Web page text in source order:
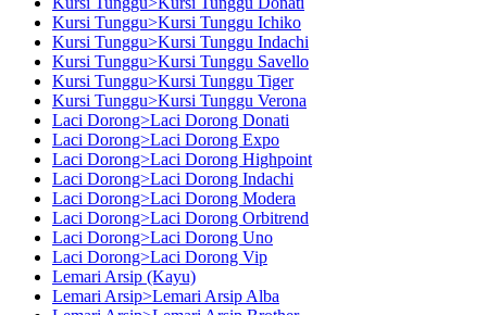
Kursi Tunggu>Kursi Tunggu Ichiko
Kursi Tunggu>Kursi Tunggu Indachi
Kursi Tunggu>Kursi Tunggu Savello
Kursi Tunggu>Kursi Tunggu Tiger
Kursi Tunggu>Kursi Tunggu Verona
Laci Dorong>Laci Dorong Donati
Laci Dorong>Laci Dorong Expo
Laci Dorong>Laci Dorong Highpoint
Laci Dorong>Laci Dorong Indachi
Laci Dorong>Laci Dorong Modera
Laci Dorong>Laci Dorong Orbitrend
Laci Dorong>Laci Dorong Uno
Laci Dorong>Laci Dorong Vip
Lemari Arsip (Kayu)
Lemari Arsip>Lemari Arsip Alba